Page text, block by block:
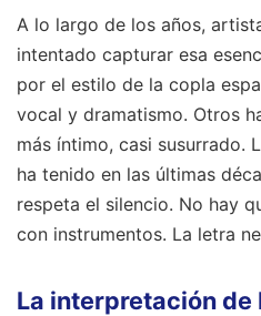
A lo largo de los años,
intentado capturar esa
por el estilo de la copla
vocal y dramatismo. Otros
más íntimo, casi susurrado.
ha tenido en las últimas
respeta el silencio. No hay
con instrumentos. La letra
La interpretación de